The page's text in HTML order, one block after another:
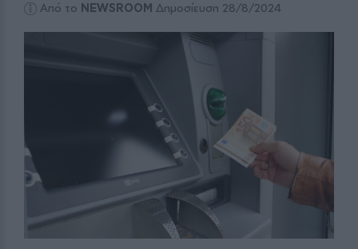
Από το NEWSROOM Δημοσίευση 28/8/2024